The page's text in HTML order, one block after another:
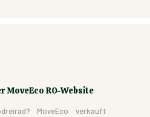
MoveEco RO-Website
MoveEco verkauft